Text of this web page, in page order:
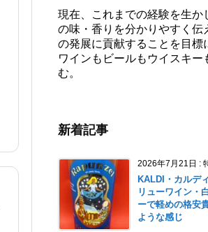
現在、これまでの経験を生か
の味・香りを分かりやすく伝
の発展に貢献することを目標
ワインもビールもウイスキー
む。
新着記事
2026年7月21日 :
KALDI・カルデ
リューワイン・
ーで軽めの格安
ような感じ